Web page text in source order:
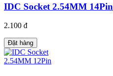
IDC Socket 2.54MM 14Pin
2.100 đ
Đặt hàng